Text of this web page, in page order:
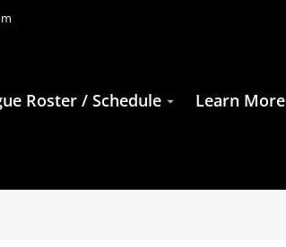
Roster / Schedule Learn More